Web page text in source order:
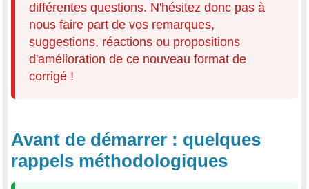
différentes questions. N'hésitez donc pas à
nous faire part de vos remarques,
suggestions, réactions ou propositions
d'amélioration de ce nouveau format de
corrigé !
Avant de démarrer : quelques
rappels méthodologiques